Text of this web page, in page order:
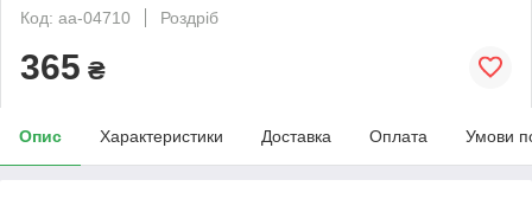
Код: aa-04710
Роздріб
365 ₴
Опис Характеристики Доставка Оплата Умови